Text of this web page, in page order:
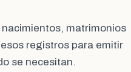
nacimientos, matrimonios
registros para emitir
se necesitan.